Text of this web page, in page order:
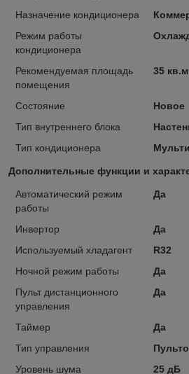
Назначение кондиционера
Режим работы
кондиционера
Рекомендуемая площадь
помещения
35 кв.м
Состояние
Новое
Тип внутреннего блока
Тип кондиционера
Дополнительные функции и
Автоматический режим
работы
Да
Инвертор
Да
Используемый хладагент
R32
Ночной режим работы
Да
Пульт дистанционного
управления
Да
Таймер
Да
Тип управления
Уровень шума
25 дБ